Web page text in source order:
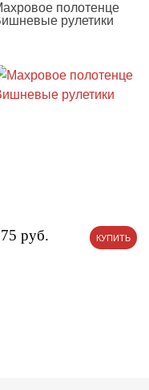
полотенце
рулетики
руб. КУПИТЬ